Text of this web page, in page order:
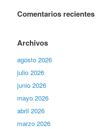
Comentarios recientes
Archivos
agosto 2026
julio 2026
junio 2026
mayo 2026
abril 2026
marzo 2026